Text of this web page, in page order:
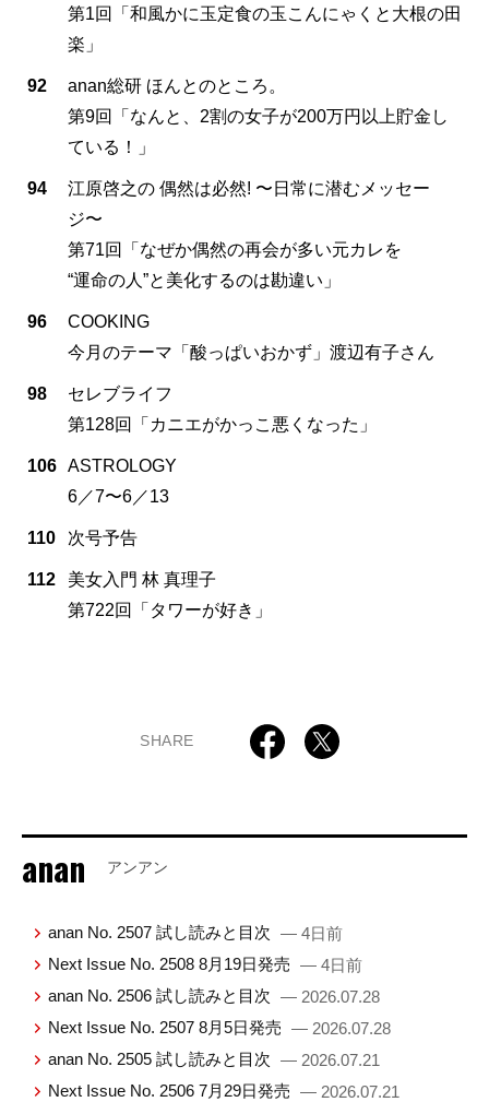
第1回「和風かに玉定食の玉こんにゃくと大根の田
楽」
92
anan総研 ほんとのところ。
第9回「なんと、2割の女子が200万円以上貯金し
ている！」
94
江原啓之の 偶然は必然! 〜日常に潜むメッセー
ジ〜
第71回「なぜか偶然の再会が多い元カレを
“運命の人”と美化するのは勘違い」
96
COOKING
今月のテーマ「酸っぱいおかず」渡辺有子さん
98
セレブライフ
第128回「カニエがかっこ悪くなった」
106 ASTROLOGY
6／7〜6／13
110 次号予告
112
美女入門 林 真理子
第722回「タワーが好き」
SHARE
anan アンアン
anan No. 2507 試し読みと目次 — 4日前
Next Issue No. 2508 8月19日発売 — 4日前
anan No. 2506 試し読みと目次 — 2026.07.28
Next Issue No. 2507 8月5日発売 — 2026.07.28
anan No. 2505 試し読みと目次 — 2026.07.21
Next Issue No. 2506 7月29日発売 — 2026.07.21